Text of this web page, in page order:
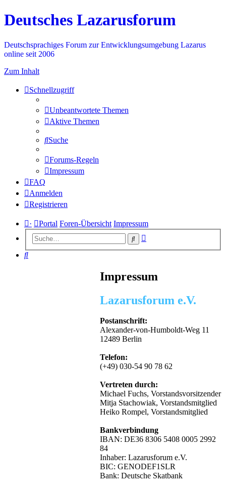
Deutsches Lazarusforum
Deutschsprachiges Forum zur Entwicklungsumgebung Lazarus
online seit 2006
Zum Inhalt
Schnellzugriff
Unbeantwortete Themen
Aktive Themen
Suche
Forums-Regeln
Impressum
FAQ
Anmelden
Registrieren
· Portal Foren-Übersicht Impressum
Suche
Suche
Impressum
Lazarusforum e.V.
Postanschrift:
Alexander-von-Humboldt-Weg 11
12489 Berlin
Telefon:
(+49) 030-54 90 78 62
Vertreten durch:
Michael Fuchs, Vorstandsvorsitzender
Mitja Stachowiak, Vorstandsmitglied
Heiko Rompel, Vorstandsmitglied
Bankverbindung
IBAN: DE36 8306 5408 0005 2992
84
Inhaber: Lazarusforum e.V.
BIC: GENODEF1SLR
Bank: Deutsche Skatbank